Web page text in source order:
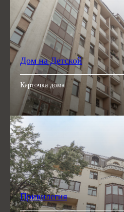
Дом на Детской
Карточка дома
Привилегия